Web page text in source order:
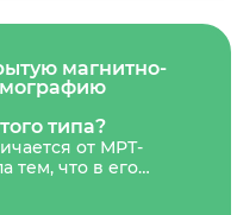
магнитно-
типа?
от МРТ-
тем, что в его